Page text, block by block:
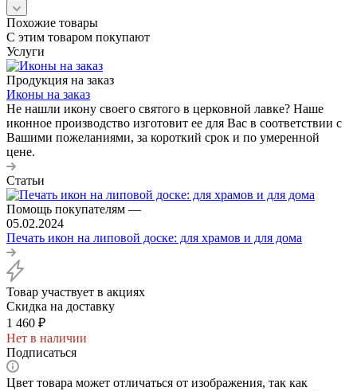
Похожие товары
С этим товаром покупают
Услуги
Продукция на заказ
Иконы на заказ
Не нашли икону своего святого в церковной лавке? Наше
иконное производство изготовит ее для Вас в соответствии с
Вашими пожеланиями, за короткий срок и по умеренной
цене.
Статьи
Помощь покупателям —
05.02.2024
Печать икон на липовой доске: для храмов и для дома
Товар участвует в акциях
Скидка на доставку
1 460 ₽
Нет в наличии
Подписаться
Цвет товара может отличаться от изображения, так как